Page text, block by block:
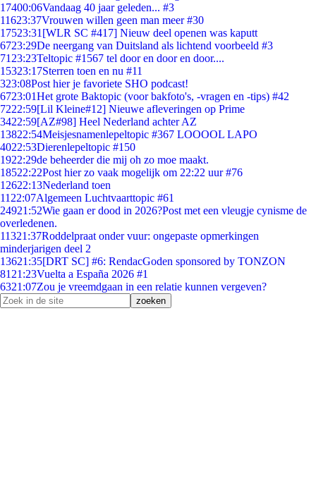
17400:06Vandaag 40 jaar geleden... #3
11623:37Vrouwen willen geen man meer #30
17523:31 [WLR SC #417] Nieuw deel openen was kaputt
6723:29De neergang van Duitsland als lichtend voorbeeld #3
71 23:23Teltopic #1567 tel door en door en door....
15323:17Sterren toen en nu #11
323:08Post hier je favoriete SHO podcast!
6723:01Het grote Baktopic (voor bakfoto's, -vragen en -tips) #42
7222:59[Lil Kleine#12] Nieuwe afleveringen op Prime
3422:59[AZ#98] Heel Nederland achter AZ
13822:54Meisjesnamenlepeltopic #367 LOOOOL LAPO
4022:53Dierenlepeltopic #150
1922:29de beheerder die mij oh zo moe maakt.
18522:22Post hier zo vaak mogelijk om 22:22 uur #76
12622:13Nederland toen
11 22:07Algemeen Luchtvaarttopic #61
24921:52Wie gaan er dood in 2026?Post met een vleugje cynisme de
overledenen.
11321:37Roddelpraat onder vuur: ongepaste opmerkingen
minderjarigen deel 2
13621:35[DRT SC] #6: RendacGoden sponsored by TONZON
81 21:23Vuelta a España 2026 #1
6321:07Zou je vreemdgaan in een relatie kunnen vergeven?